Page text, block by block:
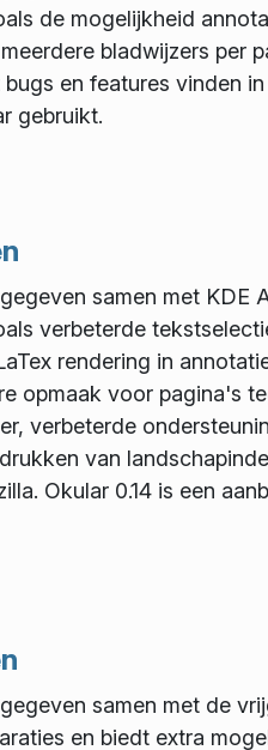
de mogelijkheid
bladwijzers per
en features vinden
gebruikt.
samen met
verbeterde
rendering in
opmaak voor pagina's
verbeterde
van
Okular 0.14 is een
samen met de
en biedt extra